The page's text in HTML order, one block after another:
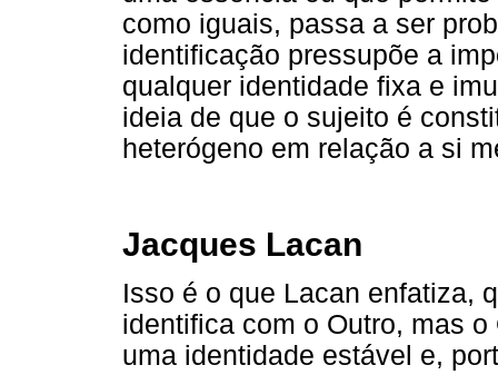
como iguais, passa a ser
identificação pressupõe a
qualquer identidade fixa e
ideia de que o sujeito é
heterógeno em relação a si
Jacques Lacan
Isso é o que Lacan enfatiza,
identifica com o Outro, mas
uma identidade estável e,